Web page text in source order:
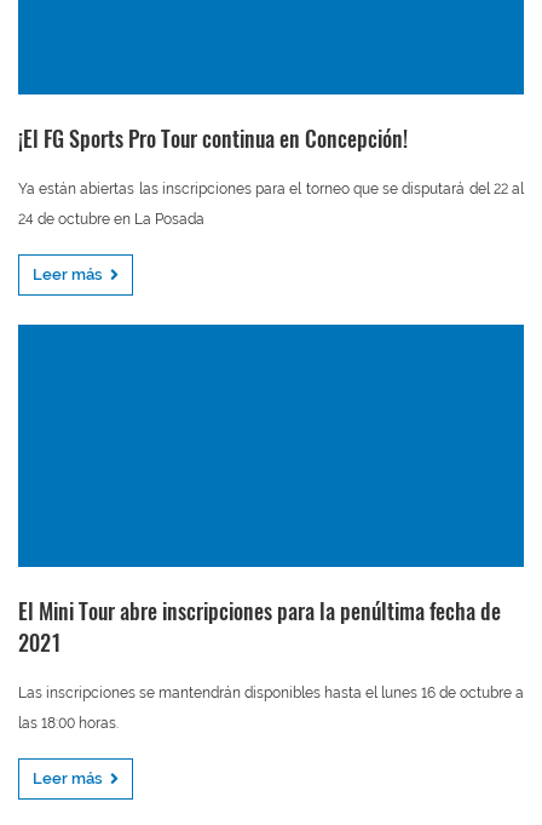
¡El FG Sports Pro Tour continua en Concepción!
Ya están abiertas las inscripciones para el torneo que se disputará del 22 al
24 de octubre en La Posada
Leer más
El Mini Tour abre inscripciones para la penúltima fecha de
2021
Las inscripciones se mantendrán disponibles hasta el lunes 16 de octubre a
las 18:00 horas.
Leer más